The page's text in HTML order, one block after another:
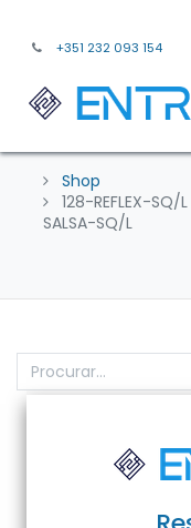
+351 232 093 154
Shop
128-REFLEX-SQ/L
SALSA-SQ/L